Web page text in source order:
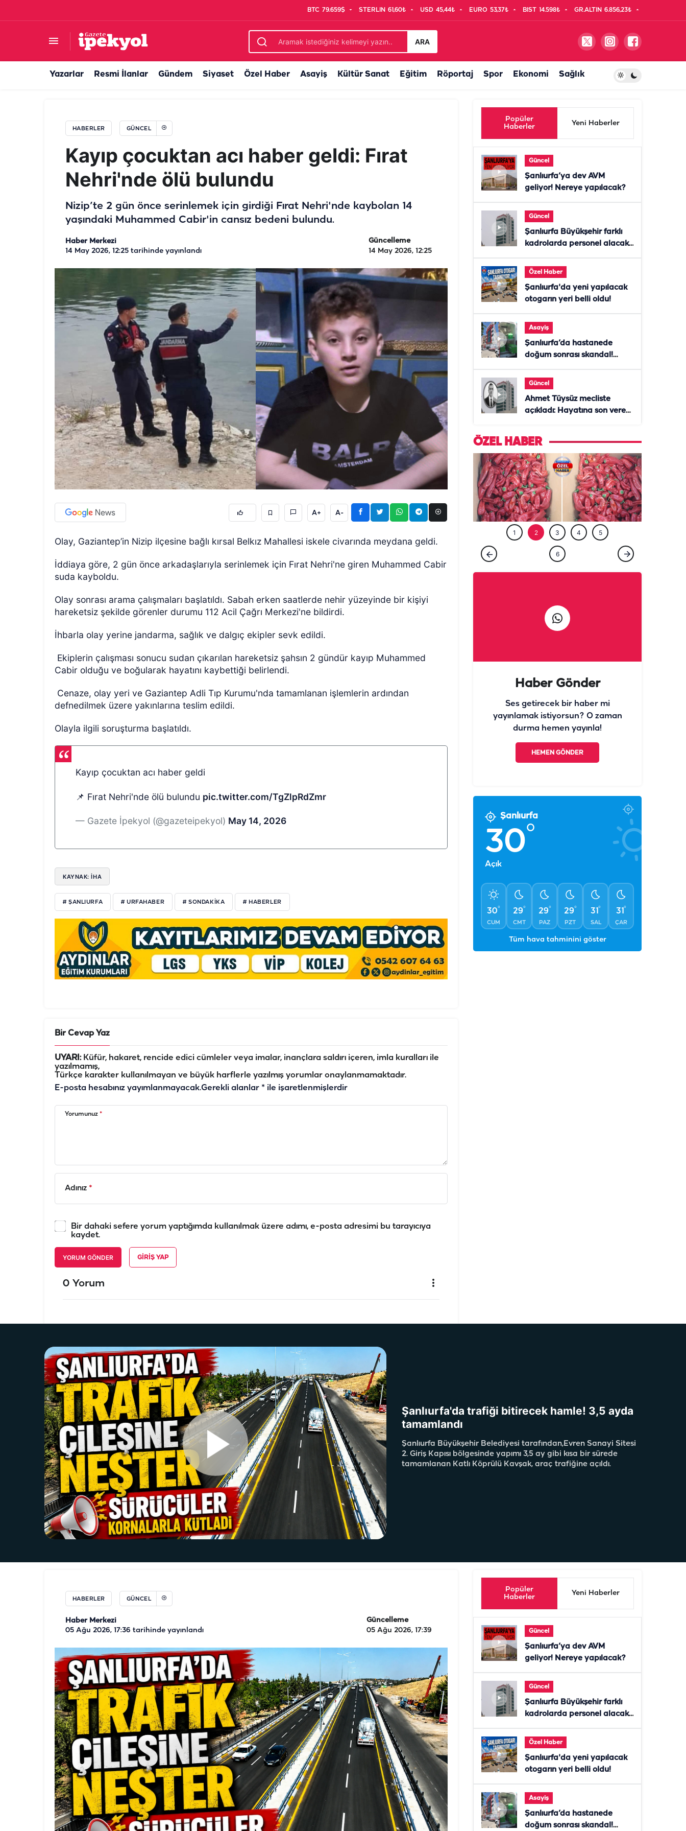
BTC 79.659$ STERLIN 61,60₺ USD 45,44₺ EURO 53,37₺ BIST 14.598₺ GR.ALTIN 6.856,23₺
ARA
Yazarlar Resmi İlanlar Gündem Siyaset Özel Haber Asayiş Kültür Sanat Eğitim Röportaj Spor Ekonomi Sağlık
HABERLER GÜNCEL
Kayıp çocuktan acı haber geldi: Fırat
Nehri'nde ölü bulundu
Nizip’te 2 gün önce serinlemek için girdiği Fırat Nehri'nde kaybolan 14
yaşındaki Muhammed Cabir'in cansız bedeni bulundu.
Haber Merkezi
14 May 2026, 12:25 tarihinde yayınlandı
Güncelleme
14 May 2026, 12:25
A+ A-
Olay, Gaziantep’in Nizip ilçesine bağlı kırsal Belkız Mahallesi iskele civarında meydana geldi.
İddiaya göre, 2 gün önce arkadaşlarıyla serinlemek için Fırat Nehri'ne giren Muhammed Cabir
suda kayboldu.
Olay sonrası arama çalışmaları başlatıldı. Sabah erken saatlerde nehir yüzeyinde bir kişiyi
hareketsiz şekilde görenler durumu 112 Acil Çağrı Merkezi'ne bildirdi.
İhbarla olay yerine jandarma, sağlık ve dalgıç ekipler sevk edildi.
Ekiplerin çalışması sonucu sudan çıkarılan hareketsiz şahsın 2 gündür kayıp Muhammed
Cabir olduğu ve boğularak hayatını kaybettiği belirlendi.
Cenaze, olay yeri ve Gaziantep Adli Tıp Kurumu'nda tamamlanan işlemlerin ardından
defnedilmek üzere yakınlarına teslim edildi.
Olayla ilgili soruşturma başlatıldı.
Kayıp çocuktan acı haber geldi
📌 Fırat Nehri'nde ölü bulundu pic.twitter.com/TgZlpRdZmr
— Gazete İpekyol (@gazeteipekyol) May 14, 2026
KAYNAK: İHA
# ŞANLIURFA # URFAHABER # SONDAKIKA # HABERLER
Bir Cevap Yaz
UYARI:Küfür, hakaret, rencide edici cümleler veya imalar, inançlara saldırı içeren, imla kuralları ile
yazılmamış,
Türkçe karakter kullanılmayan ve büyük harflerle yazılmış yorumlar onaylanmamaktadır.
E-posta hesabınız yayımlanmayacak.Gerekli alanlar * ile işaretlenmişlerdir
Yorumunuz *
Adınız *
Bir dahaki sefere yorum yaptığımda kullanılmak üzere adımı, e-posta adresimi bu tarayıcıya
kaydet.
YORUM GÖNDER GIRIŞ YAP
0 Yorum
Popüler
Haberler
Yeni Haberler
Güncel
Şanlıurfa’ya dev AVM
geliyor! Nereye yapılacak?
Güncel
Şanlıurfa Büyükşehir farklı
kadrolarda personel alacak!
Özel Haber
Şanlıurfa'da yeni yapılacak
otogarın yeri belli oldu!
Asayiş
Şanlıurfa’da hastanede
doğum sonrası skandal!
Güncel
Ahmet Tüysüz mecliste
açıkladı: Hayatına son veren
ÖZEL HABER
ÖZEL HABER
Urfalılara kötü haber: Acısı yetmedi, fiyatı
1 2 3 4 5
6
Haber Gönder
Ses getirecek bir haber mi
yayınlamak istiyorsun? O zaman
durma hemen yayınla!
HEMEN GÖNDER
Şanlıurfa
30°
Açık
30°
CUM
29°
CMT
29°
PAZ
29°
PZT
31°
SAL
31°
ÇAR
Tüm hava tahminini göster
Şanlıurfa'da trafiği bitirecek hamle! 3,5 ayda
tamamlandı
Şanlıurfa Büyükşehir Belediyesi tarafından,Evren Sanayi Sitesi
2. Giriş Kapısı bölgesinde yapımı 3,5 ay gibi kısa bir sürede
tamamlanan Katlı Köprülü Kavşak, araç trafiğine açıldı.
HABERLER GÜNCEL
Haber Merkezi
05 Ağu 2026, 17:36 tarihinde yayınlandı
Güncelleme
05 Ağu 2026, 17:39
Popüler
Haberler
Yeni Haberler
Güncel
Şanlıurfa’ya dev AVM
geliyor! Nereye yapılacak?
Güncel
Şanlıurfa Büyükşehir farklı
kadrolarda personel alacak!
Özel Haber
Şanlıurfa'da yeni yapılacak
otogarın yeri belli oldu!
Asayiş
Şanlıurfa’da hastanede
doğum sonrası skandal!